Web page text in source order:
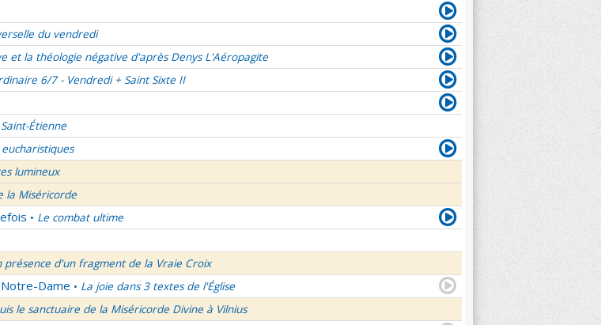
du vendredi
et la théologie négative d'après Denys L'Aéropagite
6/7 - Vendredi + Saint Sixte II
Étienne
lumineux
la Miséricorde
• Le combat ultime
d'un fragment de la Vraie Croix
Dame • La joie dans 3 textes de l'Église
le sanctuaire de la Miséricorde Divine à Vilnius